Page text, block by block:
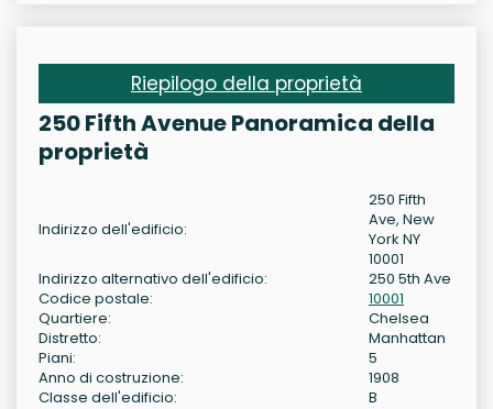
Riepilogo della proprietà
250 Fifth Avenue Panoramica della
proprietà
Indirizzo dell'edificio:
250 Fifth
Ave, New
York NY
10001
Indirizzo alternativo dell'edificio:
250 5th Ave
Codice postale:
10001
Quartiere:
Chelsea
Distretto:
Manhattan
Piani:
5
Anno di costruzione:
1908
Classe dell'edificio:
B